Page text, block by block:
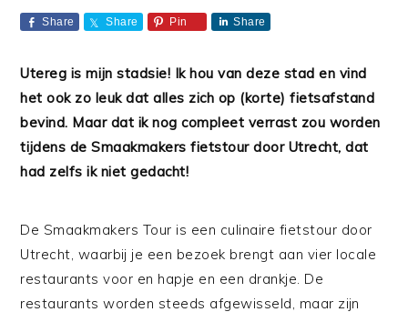
Share Share Pin Share
Utereg is mijn stadsie! Ik hou van deze stad en vind
het ook zo leuk dat alles zich op (korte) fietsafstand
bevind. Maar dat ik nog compleet verrast zou worden
tijdens de Smaakmakers fietstour door Utrecht, dat
had zelfs ik niet gedacht!
De Smaakmakers Tour is een culinaire fietstour door
Utrecht, waarbij je een bezoek brengt aan vier locale
restaurants voor en hapje en een drankje. De
restaurants worden steeds afgewisseld, maar zijn